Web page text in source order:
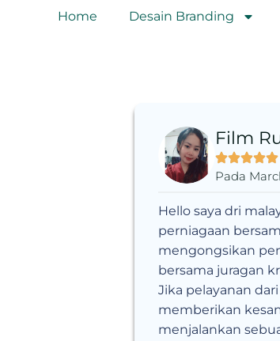
Home Desain Branding
Film
Pada
Hello saya dri
perniagaan
mengongsikan
bersama juragan
Jika pelayanan
memberikan
menjalankan